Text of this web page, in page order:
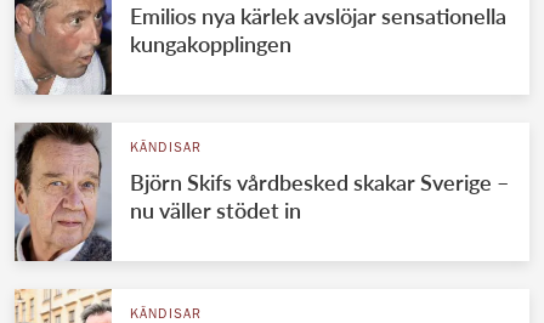
Emilios nya kärlek avslöjar sensationella
kungakopplingen
KÄNDISAR
Björn Skifs vårdbesked skakar Sverige –
nu väller stödet in
KÄNDISAR